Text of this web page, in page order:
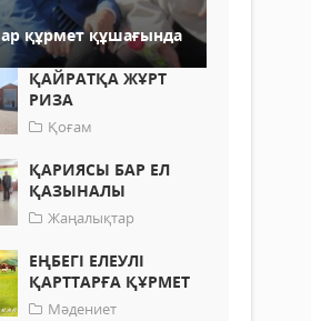
құрмет құшағында
ҚАЙРАТҚА ЖҰРТ
РИЗА
Қоғам
ҚАРИЯСЫ БАР ЕЛ
ҚАЗЫНАЛЫ
Жаңалықтар
ЕҢБЕГІ ЕЛЕУЛІ
ҚАРТТАРҒА ҚҰРМЕТ
Мәдениет